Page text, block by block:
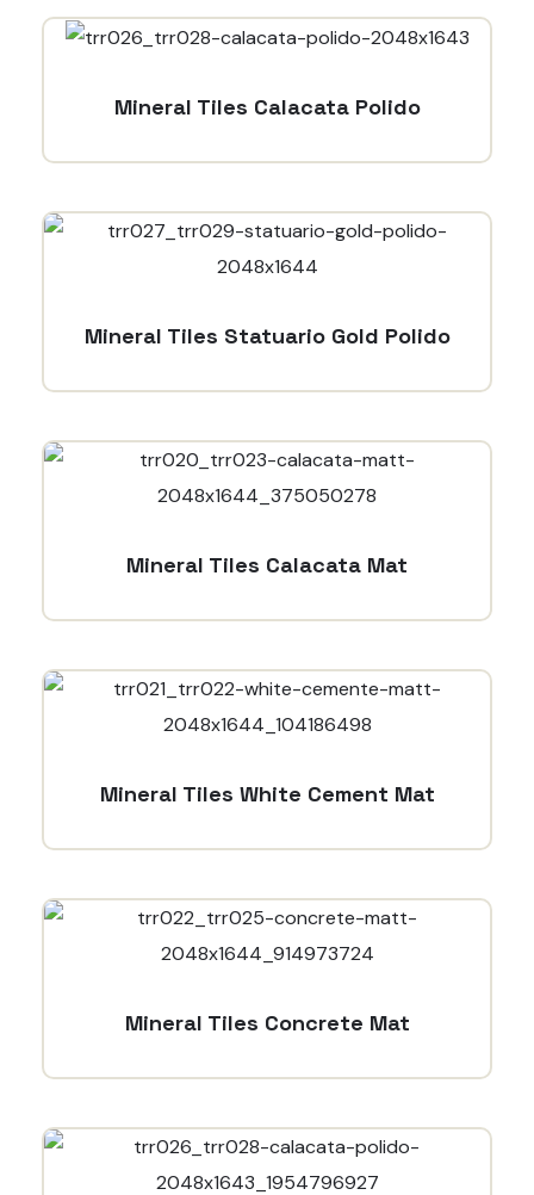
Mineral Tiles Calacata Polido
Mineral Tiles Statuario Gold Polido
Mineral Tiles Calacata Mat
Mineral Tiles White Cement Mat
Mineral Tiles Concrete Mat